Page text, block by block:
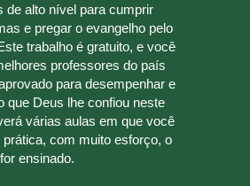
de alto nível para cumprir
e pregar o evangelho pelo
trabalho é gratuito, e você
professores do país
para desempenhar e
que Deus lhe confiou neste
várias aulas em que você
com muito esforço, o
ensinado.